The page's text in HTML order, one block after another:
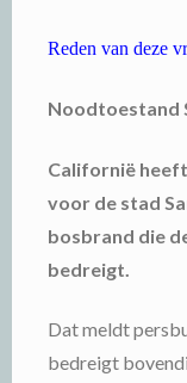
Reden van deze
Noodtoestand
Californië
voor de stad
bosbrand die
bedreigt.
Dat meldt
bedreigt